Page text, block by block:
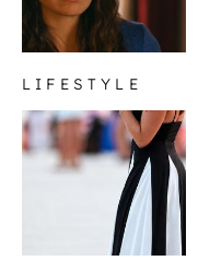
LIFESTYLE